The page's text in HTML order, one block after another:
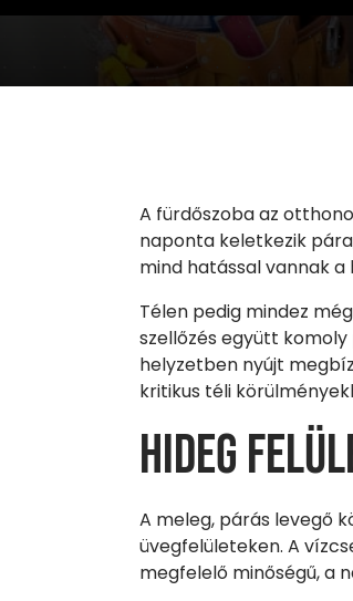
A fürdőszoba az
naponta keletkezik
mind hatással vannak
Télen pedig mindez
szellőzés együtt
helyzetben nyújt
kritikus téli
Hideg
A meleg, párás levegő
üvegfelületeken. A
megfelelő minőségű, a